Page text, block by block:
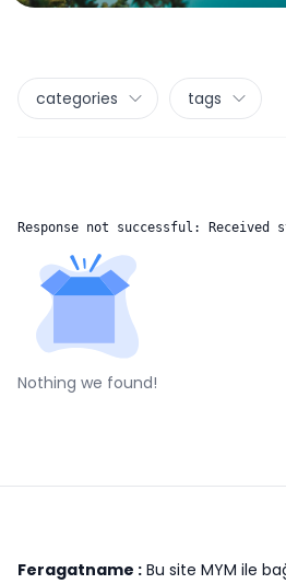
categories tags
Response not successful: Received
Nothing we found!
Feragatname : Bu site MYM ile